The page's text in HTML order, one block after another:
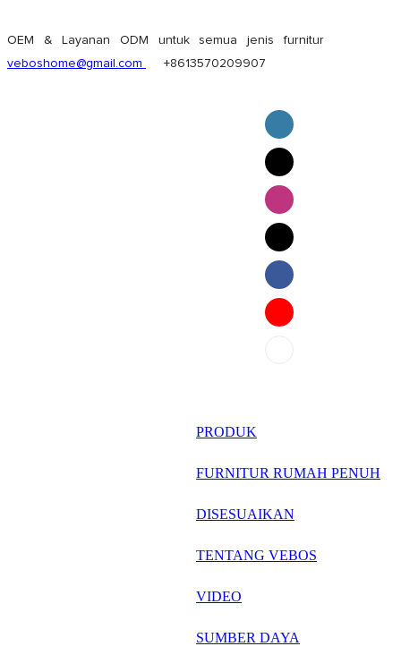
OEM & Layanan ODM untuk semua jenis furnitur
veboshome@gmail.com
+8613570209907
English
Pilipino
ภาษาไทย
français
العربية
PRODUK
FURNITUR RUMAH PENUH
DISESUAIKAN
TENTANG VEBOS
VIDEO
SUMBER DAYA